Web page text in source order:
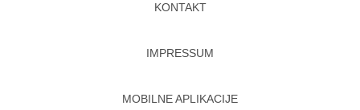
KONTAKT
IMPRESSUM
MOBILNE APLIKACIJE